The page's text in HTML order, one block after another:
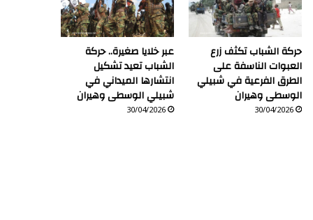
حركة الشباب تكثف زرع
العبوات الناسفة على
الطرق الفرعية في شبيلي
الوسطى وهيران
30/04/2026
عبر خلايا صغيرة.. حركة
الشباب تعيد تشكيل
انتشارها الميداني في
شبيلي الوسطى وهيران
30/04/2026